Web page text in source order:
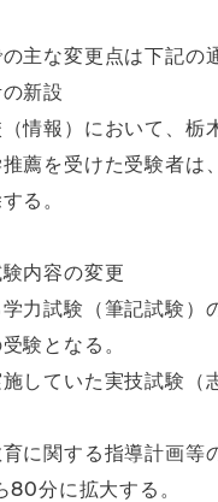
主な変更点は下記の
新設
情報）において、栃
薦を受けた受験者
る。
内容の変更
力試験（筆記試験
験となる。
していた実技試験（
に関する指導計画
分に拡大する。